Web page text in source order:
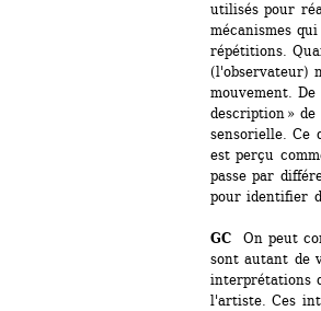
utilisés pour
mécanismes
répétitions.
(l'observateur)
mouvement.
description »
sensorielle. Ce
est perçu
passe par
pour identifier
GC
On peut
sont autant de
interprétations
l'artiste. Ces